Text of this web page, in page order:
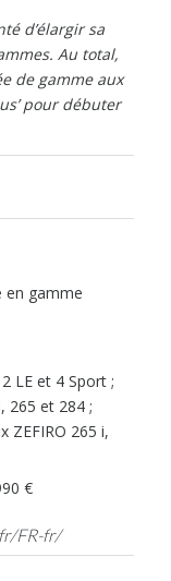
d’élargir sa
Au total,
de gamme aux
pour débuter
en gamme
LE et 4 Sport ;
265 et 284 ;
ZEFIRO 265 i,
€
FR-fr/